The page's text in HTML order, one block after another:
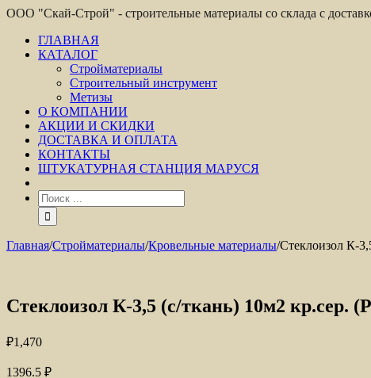
ООО "Скай-Строй" - строительные материалы со склада с
ГЛАВНАЯ
КАТАЛОГ
Стройматериалы
Строительный инструмент
Метизы
О КОМПАНИИ
АКЦИИ И СКИДКИ
ДОСТАВКА И ОПЛАТА
КОНТАКТЫ
ШТУКАТУРНАЯ СТАНЦИЯ МАРУСЯ
Главная/Стройматериалы/Кровельные материалы/Стеклоизол К-
Стеклоизол К-3,5 (с/ткань) 10м2 кр.сер.
₽1,470
1396.5 ₽